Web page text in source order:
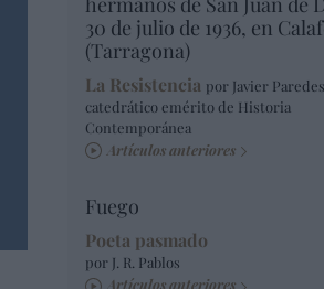
30 de julio de 1936, en
(Tarragona)
La Resistencia por Javier Paredes,
catedrático emérito de Historia
Contemporánea
Artículos anteriores
Fuego
Poeta pasmado
por J. R. Pablos
Artículos anteriores